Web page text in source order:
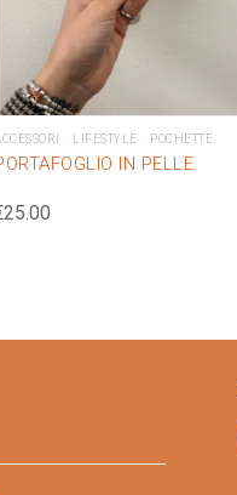
LIFESTYLE POCHETTE
IN PELLE
25.00